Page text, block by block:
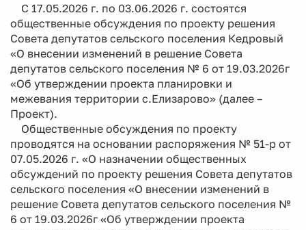
С 17.05.2026 г. по 03.06.2026 г. состоятся
общественные обсуждения по проекту решения
Совета депутатов сельского поселения Кедровый
«О внесении изменений в решение Совета
депутатов сельского поселения № 6 от 19.03.2026г
«Об утверждении проекта планировки и
межевания территории с.Елизарово» (далее –
Проект).
Общественные обсуждения по проекту
проводятся на основании распоряжения № 51-р от
07.05.2026 г. «О назначении общественных
обсуждений по проекту решения Совета депутатов
сельского поселения «О внесении изменений в
решение Совета депутатов сельского поселения №
6 от 19.03.2026г «Об утверждении проекта